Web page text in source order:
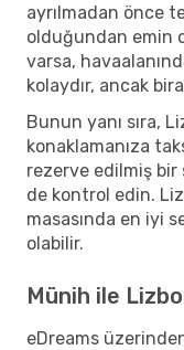
ayrılmadan önce
olduğundan emin
varsa,
kolaydır, ancak
Bunun yanı sıra,
konaklamanıza
rezerve edilmiş bir
de kontrol edin.
masasında en iyi
olabilir.
Münih ile
eDreams